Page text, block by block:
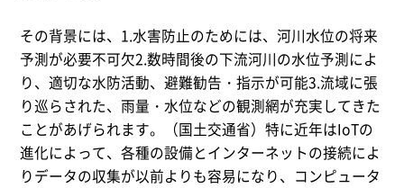
その背景には、1.水害防止のためには、河川水位の将来
予測が必要不可欠2.数時間後の下流河川の水位予測によ
り、適切な水防活動、避難勧告・指示が可能3.流域に張
り巡らされた、雨量・水位などの観測網が充実してきた
ことがあげられます。（国土交通省）特に近年はIoTの
進化によって、各種の設備とインターネットの接続によ
りデータの収集が以前よりも容易になり、コンピュータ